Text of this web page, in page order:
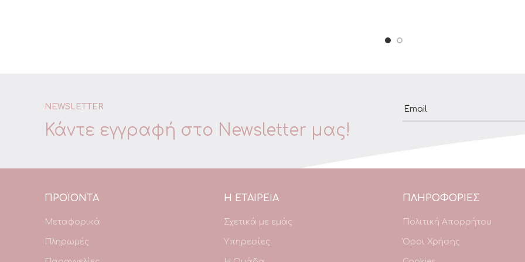
NEWSLETTER
Κάντε εγγραφή στο Newsletter μας!
ΠΡΟΪΌΝΤΑ
Μεταφορικά
Πληρωμές
Η ΕΤΑΙΡΕΙΑ
Σχετικά με εμάς
Υπηρεσίες
ΠΛΗΡΟΦΟΡΙΕΣ
Πολιτική Απορρήτου
Όροι Χρήσης